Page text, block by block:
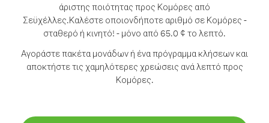
άριστης ποιότητας προς Κομόρες από
Σεϋχέλλες.Καλέστε οποιονδήποτε αριθμό σε Κομόρες -
σταθερό ή κινητό! - μόνο από 65.0 ¢ το λεπτό.
Αγοράστε πακέτα μονάδων ή ένα πρόγραμμα κλήσεων και
αποκτήστε τις χαμηλότερες χρεώσεις ανά λεπτό προς
Κομόρες.